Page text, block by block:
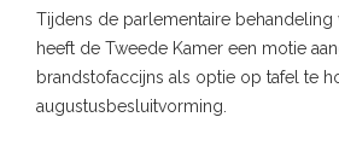
Tijdens de parlementaire behandeling
heeft de Tweede Kamer een motie
brandstofaccijns als optie op tafel te
augustusbesluitvorming.